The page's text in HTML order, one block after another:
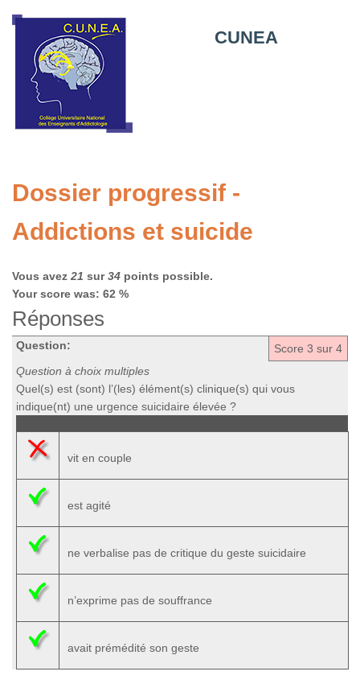
CUNEA
Dossier progressif -
Addictions et suicide
Vous avez 21 sur34 points possible.
Your score was: 62 %
Réponses
Score 3 sur 4
Question:
Question à choix multiples
Quel(s) est (sont) l’(les) élément(s) clinique(s) qui vous
indique(nt) une urgence suicidaire élevée ?
vit en couple
est agité
ne verbalise pas de critique du geste suicidaire
n’exprime pas de souffrance
avait prémédité son geste